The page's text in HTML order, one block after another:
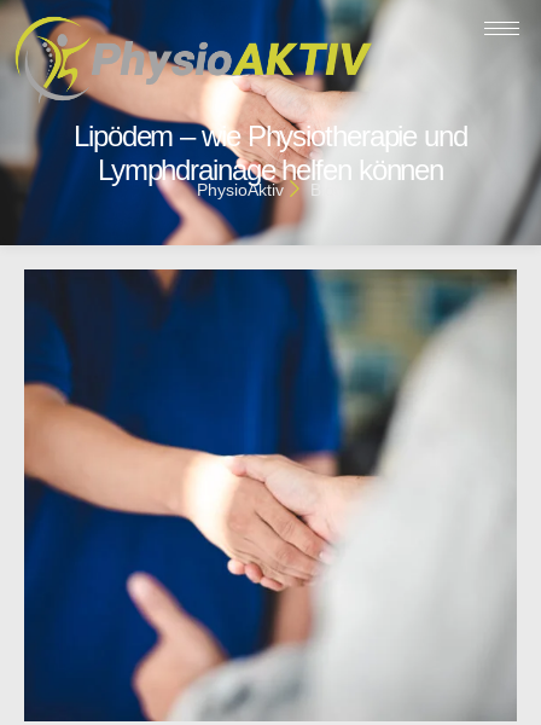
Lipödem – wie Physiotherapie und
Lymphdrainage helfen können
PhysioAktiv Blog